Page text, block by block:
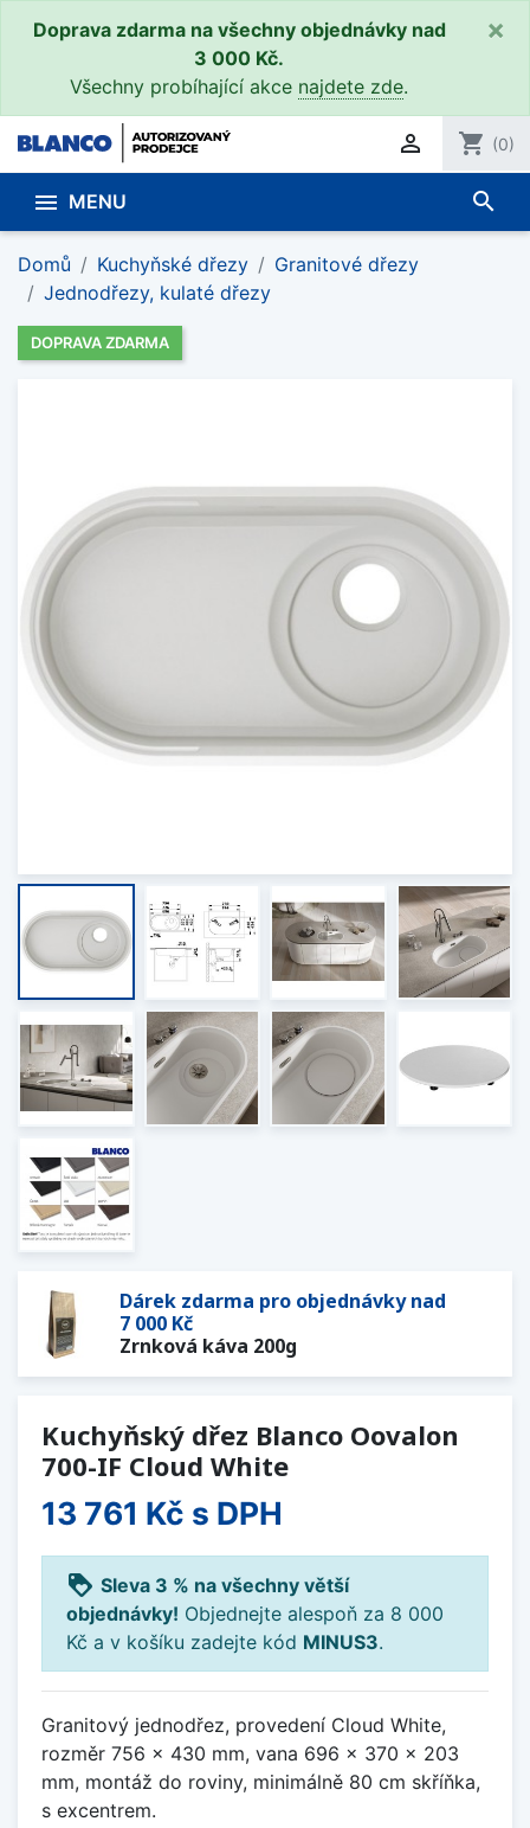
Doprava zdarma na všechny objednávky nad
3 000 Kč.
Všechny probíhající akce najdete zde.
×
 shopping_cart (0)
 MENU search
Domů Kuchyňské dřezy
Granitové dřezy
Jednodřezy, kulaté dřezy
DOPRAVA ZDARMA
Dárek zdarma pro objednávky nad
7 000 Kč
Zrnková káva 200g
Kuchyňský dřez Blanco Oovalon
700-IF Cloud White
13 761 Kč s DPH
loyalty Sleva 3 % na všechny větší
objednávky! Objednejte alespoň za 8 000
Kč a v košíku zadejte kód MINUS3.
Granitový jednodřez, provedení Cloud White,
rozměr 756 x 430 mm, vana 696 x 370 x 203
mm, montáž do roviny, minimálně 80 cm skříňka,
s excentrem.